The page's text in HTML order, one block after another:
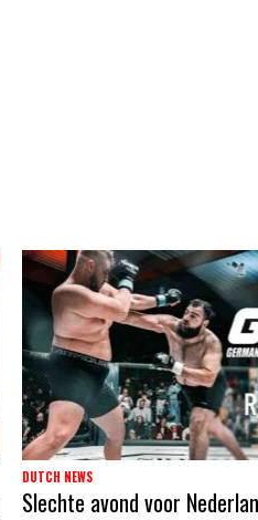
DUTCH NEWS
Slechte avond voor